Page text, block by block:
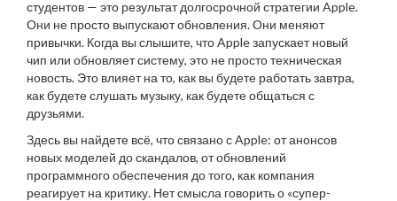
студентов — это результат долгосрочной стратегии Apple.
Они не просто выпускают обновления. Они меняют
привычки. Когда вы слышите, что Apple запускает новый
чип или обновляет систему, это не просто техническая
новость. Это влияет на то, как вы будете работать завтра,
как будете слушать музыку, как будете общаться с
друзьями.
Здесь вы найдете всё, что связано с Apple: от анонсов
новых моделей до скандалов, от обновлений
программного обеспечения до того, как компания
реагирует на критику. Нет смысла говорить о «супер-